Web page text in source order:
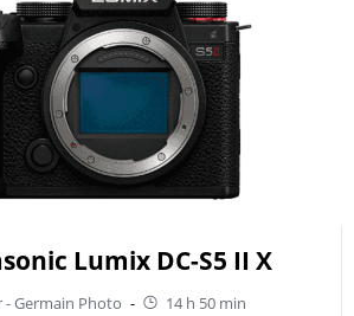
Lumix DC-S5 II X
- Germain Photo - 14 h 50 min